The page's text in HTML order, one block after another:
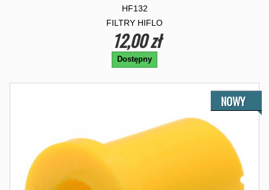
HF132
FILTRY HIFLO
12,00 zł
Dostępny
NOWY